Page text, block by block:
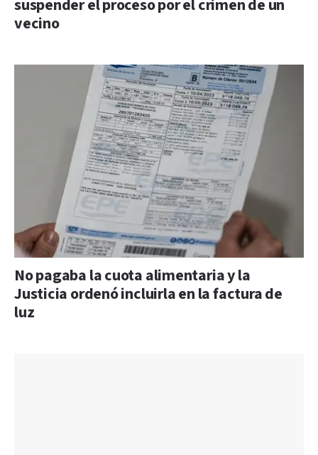
suspender el proceso por el crimen de un
vecino
No pagaba la cuota alimentaria y la
Justicia ordenó incluirla en la factura de
luz